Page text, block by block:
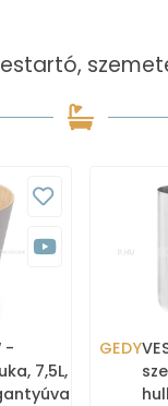
-
7,5L,
-
GEDY